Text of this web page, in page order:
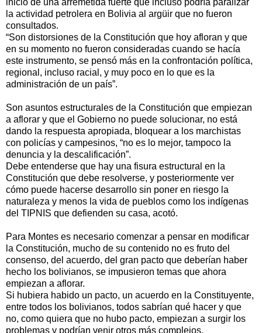
la actividad petrolera en Bolivia al argüir que no fueron
consultados.
“Son distorsiones de la Constitución que hoy afloran y que
en su momento no fueron consideradas cuando se hacía
este instrumento, se pensó más en la confrontación política,
regional, incluso racial, y muy poco en lo que es la
administración de un país”.
Son asuntos estructurales de la Constitución que empiezan
a aflorar y que el Gobierno no puede solucionar, no está
dando la respuesta apropiada, bloquear a los marchistas
con policías y campesinos, “no es lo mejor, tampoco la
denuncia y la descalificación”.
Debe entenderse que hay una fisura estructural en la
Constitución que debe resolverse, y posteriormente ver
cómo puede hacerse desarrollo sin poner en riesgo la
naturaleza y menos la vida de pueblos como los indígenas
del TIPNIS que defienden su casa, acotó.
Para Montes es necesario comenzar a pensar en modificar
la Constitución, mucho de su contenido no es fruto del
consenso, del acuerdo, del gran pacto que deberían haber
hecho los bolivianos, se impusieron temas que ahora
empiezan a aflorar.
Si hubiera habido un pacto, un acuerdo en la Constituyente,
entre todos los bolivianos, todos sabrían qué hacer y que
no, como quiera que no hubo pacto, empiezan a surgir los
problemas y podrían venir otros más complejos.